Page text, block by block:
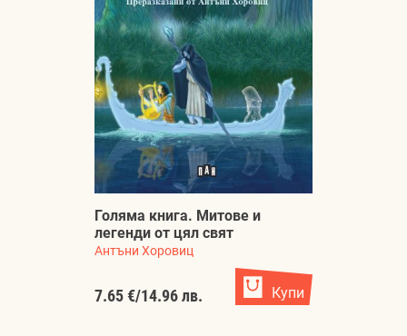
Голяма книга. Митове и
легенди от цял свят
Антъни Хоровиц
7.65 €/14.96 лв. Купи